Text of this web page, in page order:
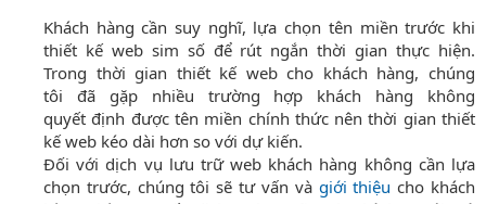
Khách hàng cần suy nghĩ, lựa chọn tên miền trước khi
thiết kế web sim số để rút ngắn thời gian thực hiện.
Trong thời gian thiết kế web cho khách hàng, chúng
tôi đã gặp nhiều trường hợp khách hàng không
quyết định được tên miền chính thức nên thời gian thiết
kế web kéo dài hơn so với dự kiến.
Đối với dịch vụ lưu trữ web khách hàng không cần lựa
chọn trước, chúng tôi sẽ tư vấn và giới thiệu cho khách